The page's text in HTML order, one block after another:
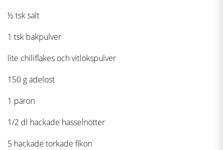
½ tsk salt
1 tsk bakpulver
lite chiliflakes och vitlökspulver
150 g ädelost
1 päron
1/2 dl hackade hasselnötter
5 hackade torkade fikon